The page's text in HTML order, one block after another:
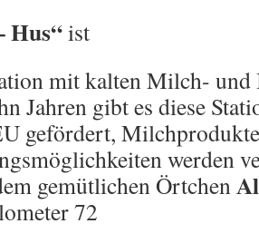
Hus“ist
mit kalten Milch-
Jahren gibt es diese
gefördert,
werden
gemütlichen Örtchen
72